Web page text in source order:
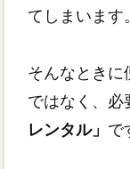
てしまいます。
そんなときに
ではなく、必
レンタル」 で